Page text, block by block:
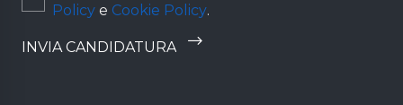
Policy e Cookie Policy.